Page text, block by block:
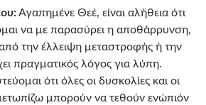
Αγαπημένε Θεέ, είναι αλήθεια ότι
να με παρασύρει η αποθάρρυνση,
από την έλλειψη μεταστροφής ή την
πραγματικός λόγος για λύπη.
ότι όλες οι δυσκολίες και οι
μπορούν να τεθούν ενώπιόν